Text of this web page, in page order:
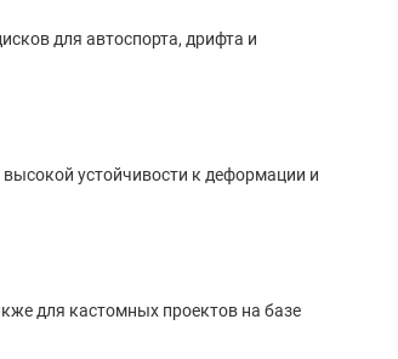
для автоспорта, дрифта и
устойчивости к деформации и
для кастомных проектов на базе